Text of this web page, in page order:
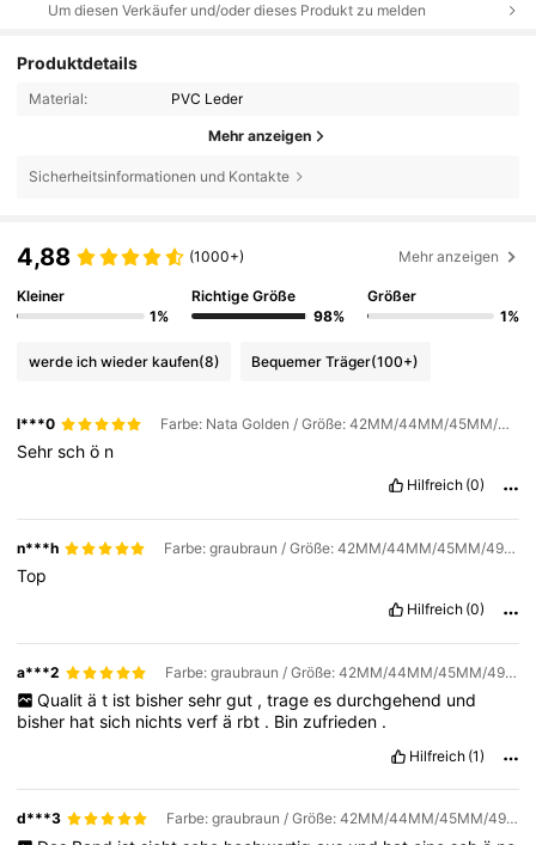
Um diesen Verkäufer und/oder dieses Produkt zu melden
Produktdetails
Material: PVC Leder
Mehr anzeigen
Sicherheitsinformationen und Kontakte
4,88 (1000+) Mehr anzeigen
Kleiner
1%
Richtige Größe
98%
Größer
1%
werde ich wieder kaufen(8) Bequemer Träger(100+)
l***0 Farbe: Nata Golden / Größe: 42MM/44MM/45MM/49MM/S10 46MM
Sehrschö n
Hilfreich (0)
n***h Farbe: graubraun / Größe: 42MM/44MM/45MM/49MM/S10 46MM
Top
Hilfreich (0)
a***2 Farbe: graubraun / Größe: 42MM/44MM/45MM/49MM/S10 46MM
Qualit ä t ist bisher sehr gut , trage es durchgehend und
bisher hatsich nichtsverfä rbt . Binzufrieden .
Hilfreich (1)
d***3 Farbe: graubraun / Größe: 42MM/44MM/45MM/49MM/S10 46MM